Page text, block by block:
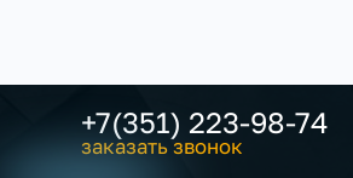
+7(351) 223-98-74
заказать звонок